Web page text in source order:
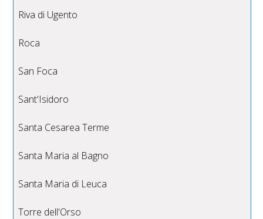
Riva di Ugento
Roca
San Foca
Sant'Isidoro
Santa Cesarea Terme
Santa Maria al Bagno
Santa Maria di Leuca
Torre dell'Orso